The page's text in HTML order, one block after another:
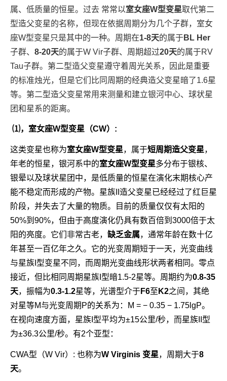
属、低质量的恒星。过去 常常以室女座W型变星取代第二
型造父变星的名称，但现在依据周期分为几个子群，室女
座W型变星只是其中的一种。周期在1-8天的属于BL Her
子群、 8-20天的属于W Vir子群、周期超过20天的属于RV
Tau子群。第二型造父变星遵守着周光关系，因此是重要
的标准烛光，但是它们比同周期的经典造父变星暗了1.6星
等。第二型造父变星常用来测量和建立银河中心、球状星
团和星系的距离。
⑴，室女座W型变星（CW）:
这类变星也称为室女座W型变星，属于短周期造父变星，
年老的恒星，银河系中的室女座W型变星多分布于银核、
银晕以及球状星团中，是低质量的恒星在演化末期核心产
能不稳定而形成的产物。星族II造父变星已经经过了红巨星
阶段，并失去了大量的物质。目前的质量仅仅有太阳的
50%到90%，但由于高度演化仍具有数百倍到3000倍于太
阳的亮度。它们非常古老， 缺乏金属，通常年龄在数十亿
年甚至一百亿年之久。它的光变周期短于一天，光变曲线
与星族I型变星不同，而周期光变曲线形状两者相同。零点
接近，但比相同周期星族I型暗1.5-2星等。周期约为0.8-35
天，振幅为0.3-1.2星等，光谱型介于F6至 K2之间，其绝
对星等M与光变周期P的关系为：M = − 0.35 − 1.75lgP。
在视向速度方面，星族I型平均为±15公里/秒，而星族II型
为±36.3公里/秒。有2个亚型：
CWA型（W Vir）: 也称为W Virginis 变星，周期大于8
天。